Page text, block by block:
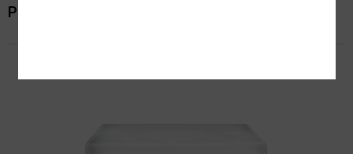
Productos relacionados